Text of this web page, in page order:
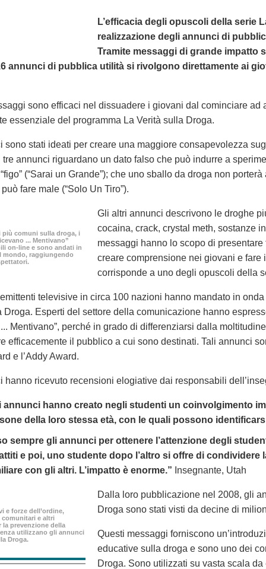
L’efficacia degli opuscoli della serie
realizzazione degli annunci di
Tramite messaggi di grande impatto
annunci di pubblica utilità si rivolgono direttamente ai
sono efficaci nel dissuadere i giovani dal cominciare ad
essenziale del programma La Verità sulla Droga.
sono stati ideati per creare una maggiore consapevolezza
tre annunci riguardano un dato falso che può indurre a
(“Sarai un Grande”); che uno sballo da droga non
fare male (“Solo Un Tiro”).
più comuni sulla droga, i
... Mentivano”
on-line e sono andati in
mondo, raggiungendo
Gli altri annunci descrivono le droghe
cocaina, crack, crystal meth, sostanze
messaggi hanno lo scopo di
creare comprensione nei giovani e
corrisponde a uno degli opuscoli della
televisive in circa 100 nazioni hanno mandato in
Droga. Esperti del settore della comunicazione hanno
Mentivano”, perché in grado di differenziarsi dalla
efficacemente il pubblico a cui sono destinati. Tali annunci
e l’Addy Award.
hanno ricevuto recensioni elogiative dai responsabili
annunci hanno creato negli studenti un coinvolgimento
della loro stessa età, con le quali possono
sempre gli annunci per ottenere l’attenzione degli
e poi, uno studente dopo l’altro si offre di condividere
con gli altri. L’impatto è enorme.” Insegnante, Utah
e forze dell’ordine,
e altri
la prevenzione della
utilizzano gli annunci
Droga.
Dalla loro pubblicazione nel 2008, gli
Droga sono stati visti da decine di
Questi messaggi forniscono
educative sulla droga e sono uno dei
Droga. Sono utilizzati su vasta scala